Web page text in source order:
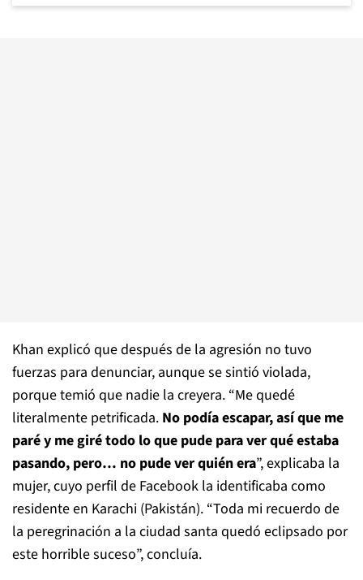
Khan explicó que después de la agresión no tuvo
fuerzas para denunciar, aunque se sintió violada,
porque temió que nadie la creyera. “Me quedé
literalmente petrificada. No podía escapar, así que me
paré y me giré todo lo que pude para ver qué estaba
pasando, pero… no pude ver quién era”, explicaba la
mujer, cuyo perfil de Facebook la identificaba como
residente en Karachi (Pakistán). “Toda mi recuerdo de
la peregrinación a la ciudad santa quedó eclipsado por
este horrible suceso”, concluía.